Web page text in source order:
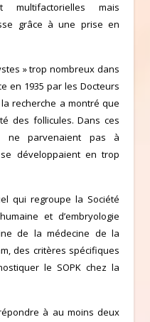
mais
grâce à une prise en
» trop nombreux dans
en 1935 par les Docteurs
recherche a montré que
des follicules. Dans ces
ne parvenaient pas à
développaient en trop
qui regroupe la Société
et d’embryologie
de la médecine de la
des critères spécifiques
le SOPK chez la
à au moins deux